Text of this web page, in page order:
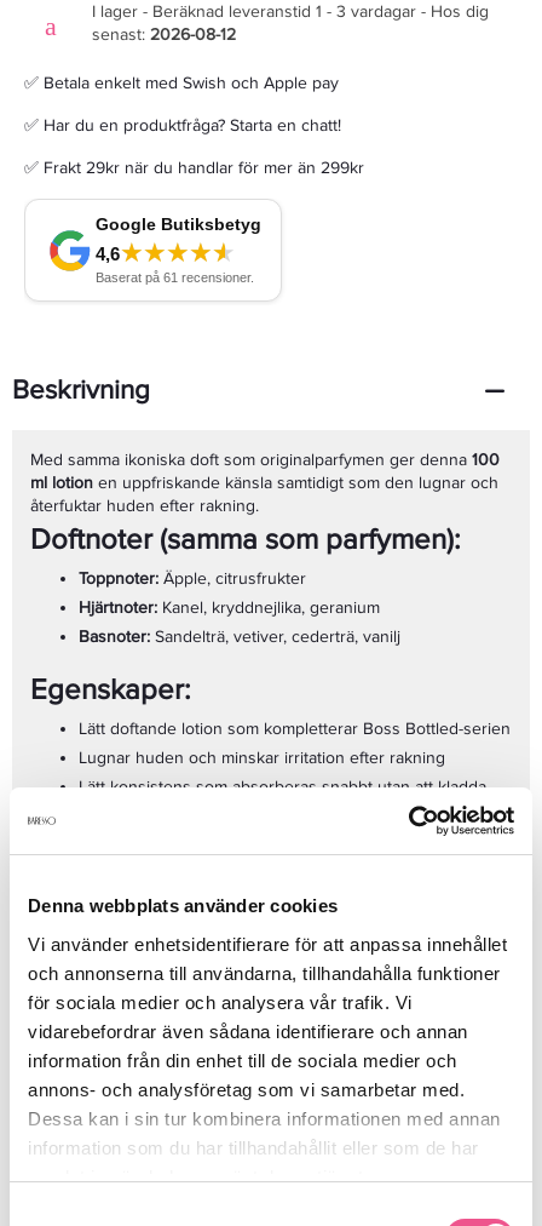
Denna webbplats använder cookies
Vi använder enhetsidentifierare för att anpassa innehållet
och annonserna till användarna, tillhandahålla funktioner
för sociala medier och analysera vår trafik. Vi
vidarebefordrar även sådana identifierare och annan
information från din enhet till de sociala medier och
annons- och analysföretag som vi samarbetar med.
Dessa kan i sin tur kombinera informationen med annan
information som du har tillhandahållit eller som de har
samlat in när du har använt deras tjänster.
I lager - Beräknad leveranstid 1 - 3 vardagar - Hos dig
senast: 2026-08-12
✅ Betala enkelt med Swish och Apple pay
✅ Har du en produktfråga? Starta en chatt!
✅ Frakt 29kr när du handlar för mer än 299kr
Beskrivning
Med samma ikoniska doft som originalparfymen ger denna 100
ml lotion en uppfriskande känsla samtidigt som den lugnar och
återfuktar huden efter rakning.
Doftnoter (samma som parfymen):
Toppnoter: Äpple, citrusfrukter
Hjärtnoter: Kanel, kryddnejlika, geranium
Basnoter: Sandelträ, vetiver, cederträ, vanilj
Egenskaper:
Lätt doftande lotion som kompletterar Boss Bottled-serien
Lugnar huden och minskar irritation efter rakning
Lätt konsistens som absorberas snabbt utan att kladda
Klassisk, elegant flaska – perfekt att ha i badrumsskåpet
moderna mannen som vill kombinera hudvård med en tidlös och
maskulin doft – varje dag.
Se mer
Produktdetaljer
Recensioner